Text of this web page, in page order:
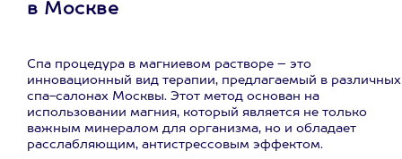
в Москве
Спа процедура в магниевом растворе – это
инновационный вид терапии, предлагаемый в различных
спа-салонах Москвы. Этот метод основан на
использовании магния, который является не только
важным минералом для организма, но и обладает
расслабляющим, антистрессовым эффектом.